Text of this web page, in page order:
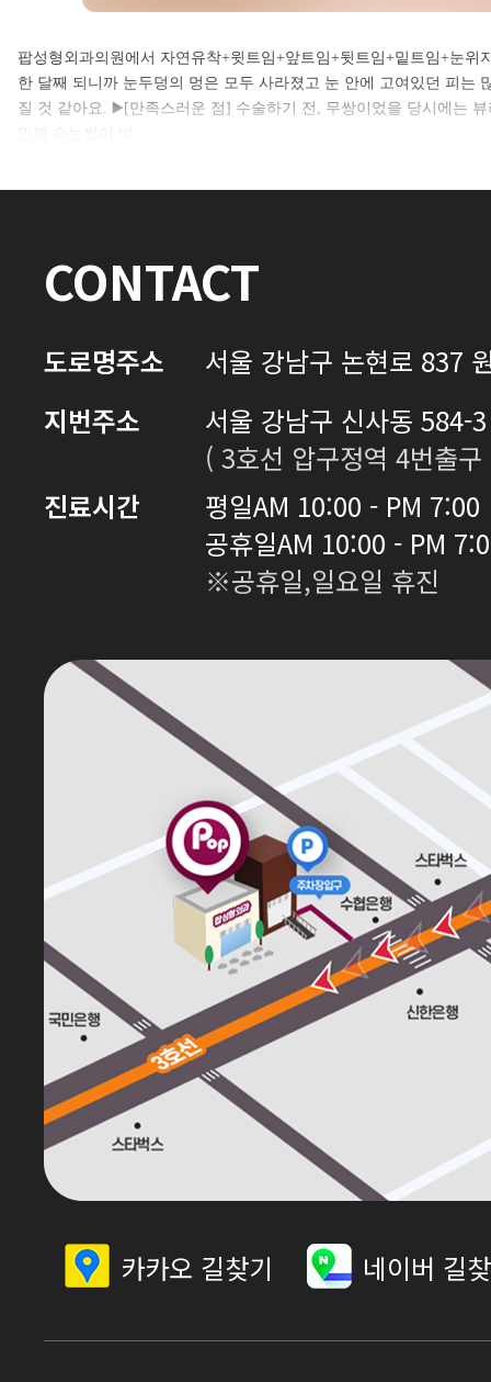
셀카후기 전체 내용은
로그인 후 확인하실 수 있습니다.
팝성형외과의원에서 자연유착+윗트임+앞트임+뒷트임+밑트임+눈
한 달째 되니까 눈두덩의 멍은 모두 사라졌고 눈 안에 고여있던 피는
질 것 같아요. ▶️[만족스러운 점] 수술하기 전, 무쌍이었을 당시에는
인해 속눈썹이 바…
CONTACT
도로명주소
서울 강남구 논현로 837
지번주소
서울 강남구 신사동 584-
( 3호선 압구정역 4번출
진료시간
평일AM 10:00 - PM 7:00
공휴일AM 10:00 - PM
※공휴일,일요일 휴진
카카오 길찾기 네이버 길